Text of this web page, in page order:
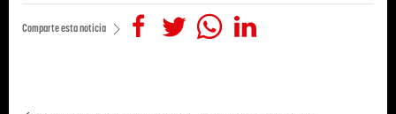
Comparte esta noticia